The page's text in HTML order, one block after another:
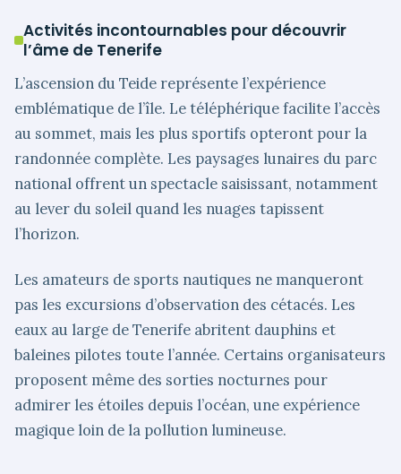
Activités incontournables pour découvrir
l’âme de Tenerife
L’ascension du Teide représente l’expérience
emblématique de l’île. Le téléphérique facilite l’accès
au sommet, mais les plus sportifs opteront pour la
randonnée complète. Les paysages lunaires du parc
national offrent un spectacle saisissant, notamment
au lever du soleil quand les nuages tapissent
l’horizon.
Les amateurs de sports nautiques ne manqueront
pas les excursions d’observation des cétacés. Les
eaux au large de Tenerife abritent dauphins et
baleines pilotes toute l’année. Certains organisateurs
proposent même des sorties nocturnes pour
admirer les étoiles depuis l’océan, une expérience
magique loin de la pollution lumineuse.